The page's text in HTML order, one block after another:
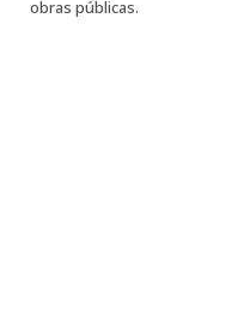
obras públicas.